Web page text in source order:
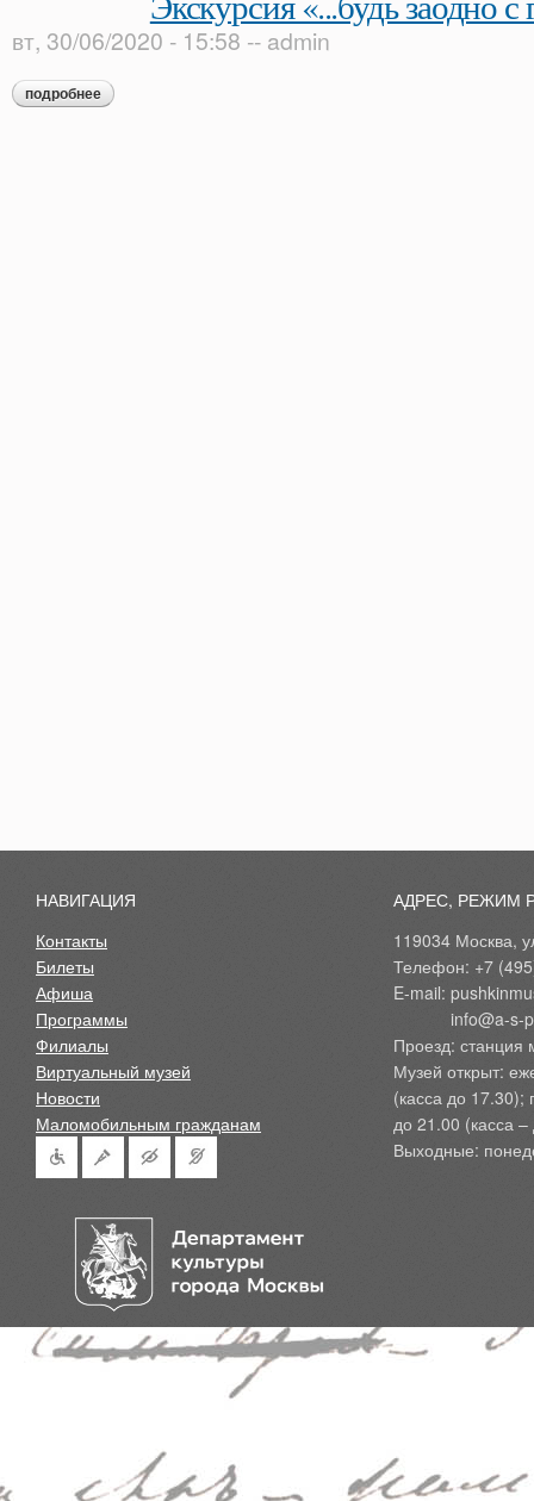
вт, 30/06/2020 - 15:58 -- admin
подробнее о экскурсия «...будь заодно с гением!»
НАВИГАЦИЯ
Контакты
Билеты
Афиша
Программы
Филиалы
Виртуальный музей
Новости
Маломобильным гражданам
АДРЕС, РЕЖИМ
119034 Москва,
Телефон: +7
E-mail:
Проезд: станция
Музей открыт:
(касса до 17.30);
до 21.00 (касса
Выходные: